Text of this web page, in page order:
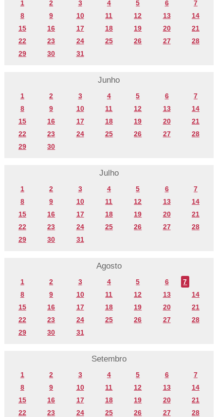
1 2 3 4 5 6
7
8
9 10 11 12 13
14
15
16 17 18 19 20
21
22
23 24 25 26 27
28
29
30 31
Junho
1 2 3 4 5 6
7
8
9 10 11 12 13
14
15
16 17 18 19 20
21
22
23 24 25 26 27
28
29
30
Julho
1 2 3 4 5 6
7
8
9 10 11 12 13
14
15
16 17 18 19 20
21
22
23 24 25 26 27
28
29
30 31
Agosto
1 2 3 4 5 6
7
8
9 10 11 12 13
14
15
16 17 18 19 20
21
22
23 24 25 26 27
28
29
30 31
Setembro
1 2 3 4 5 6
7
8
9 10 11 12 13
14
15
16 17 18 19 20
21
22
23 24 25 26 27 28